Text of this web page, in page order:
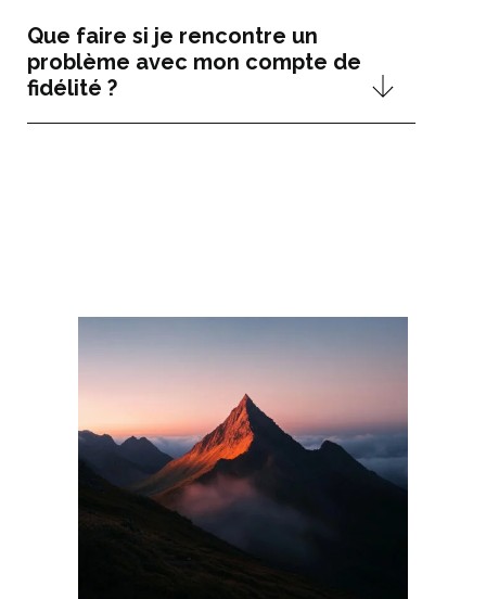
Que faire si je rencontre un
problème avec mon compte de
fidélité ?